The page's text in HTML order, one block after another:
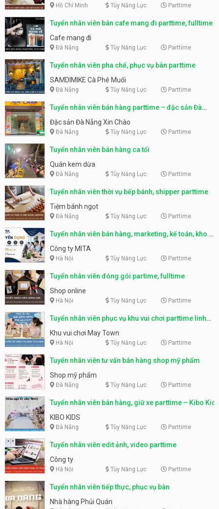
Hồ Chí Minh Tùy Năng Lực Parttime
Tuyển nhân viên bán cafe mang đi parttime, fulltime
Cafe mang đi
Đà Nẵng Tùy Năng Lực Parttime
Tuyển nhân viên pha chế, phục vụ bàn parttime
SAMDIMIKE Cà Phê Muối
Đà Nẵng Tùy Năng Lực Parttime
Tuyển nhân viên bán hàng parttime – đặc sản Đà
Nẵng
Đặc sản Đà Nẵng Xin Chào
Đà Nẵng Tùy Năng Lực Parttime
Tuyển nhân viên bán hàng ca tối
Quán kem dừa
Đà Nẵng Tùy Năng Lực Parttime
Tuyển nhân viên thời vụ bếp bánh, shipper parttime
Tiệm bánh ngọt
Đà Nẵng Tùy Năng Lực Parttime
Tuyển nhân viên bán hàng, marketing, kế toán, kho –
parttime, fulltime
Công ty MITA
Hà Nội Tùy Năng Lực Parttime
Tuyển nhân viên đóng gói partime, fulltime
Shop online
Hà Nội Tùy Năng Lực Parttime
Tuyển nhân viên phục vụ khu vui chơi parttime linh
động
Khu vui chơi May Town
Hà Nội Tùy Năng Lực Parttime
Tuyển nhân viên tư vấn bán hàng shop mỹ phẩm
Shop mỹ phẩm
Đà Nẵng Tùy Năng Lực Parttime
Tuyển nhân viên bán hàng, giữ xe parttime – Kibo Kid
KIBO KIDS
Đà Nẵng Tùy Năng Lực Parttime
Tuyển nhân viên edit ảnh, video parttime
Công ty
Hà Nội Tùy Năng Lực Parttime
Tuyển nhân viên tiếp thực, phục vụ bàn
Nhà hàng Phủi Quán